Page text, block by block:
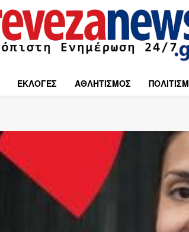
ΕΚΛΟΓΕΣ ΑΘΛΗΤΙΣΜΟΣ